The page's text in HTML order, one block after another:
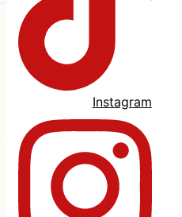
Instagram